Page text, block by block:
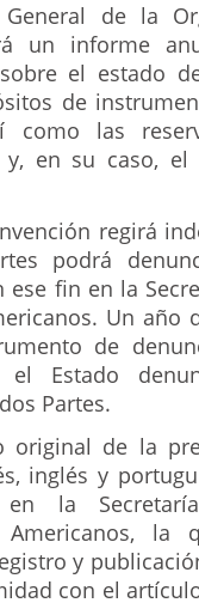
General de la
un informe
el estado
de
como las
y, en su caso,
regirá
podrá
fin en la
Un año
de
Estado
Partes.
original de la
inglés y
en la
la
y
con el